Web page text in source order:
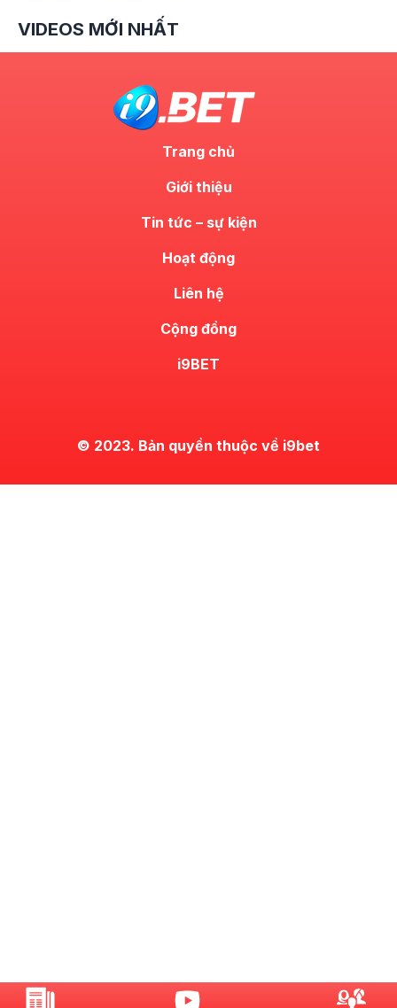
VIDEOS MỚI NHẤT
Trang chủ
Giới thiệu
Tin tức – sự kiện
Hoạt động
Liên hệ
Cộng đồng
i9BET
© 2023. Bản quyền thuộc về i9bet